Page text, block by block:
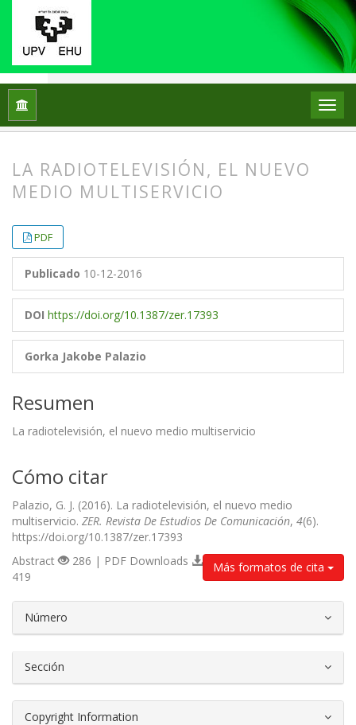
Inicio
LA RADIOTELEVISIÓN, EL NUEVO
MEDIO MULTISERVICIO
PDF
Publicado 10-12-2016
DOI https://doi.org/10.1387/zer.17393
Gorka Jakobe Palazio
Resumen
La radiotelevisión, el nuevo medio multiservicio
Cómo citar
Palazio, G. J. (2016). La radiotelevisión, el nuevo medio
multiservicio. ZER. Revista De Estudios De Comunicación, 4(6).
https://doi.org/10.1387/zer.17393
Más formatos de cita
Abstract
286 | PDF Downloads
419
Número
Sección
Copyright Information